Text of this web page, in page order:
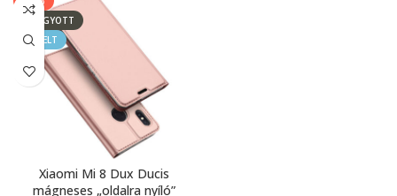
ELFOGYOTT
KIEMELT
Xiaomi Mi 8 Dux Ducis
mágneses „oldalra nyíló”